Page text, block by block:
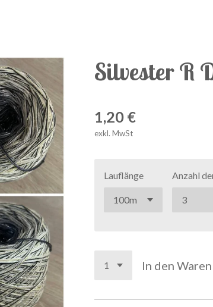
Silvester R
1,20 €
exkl. MwSt
Lauflänge Anzahl
In den